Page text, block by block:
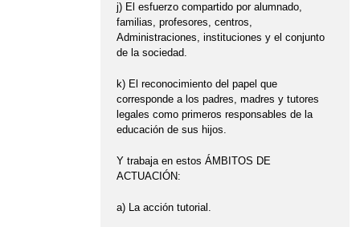
j) El esfuerzo compartido por alumnado,
familias, profesores, centros,
Administraciones, instituciones y el conjunto
de la sociedad.
k) El reconocimiento del papel que
corresponde a los padres, madres y tutores
legales como primeros responsables de la
educación de sus hijos.
Y trabaja en estos ÁMBITOS DE
ACTUACIÓN:
a) La acción tutorial.